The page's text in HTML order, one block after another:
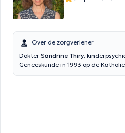
therapeutische activiteiten, moedig
lichaam en het schrijven. Op deze
levensvreugde te stimuleren in
Over de zorgverlener
Dokter Sandrine Thiry,
Geneeskunde in 1993 op de